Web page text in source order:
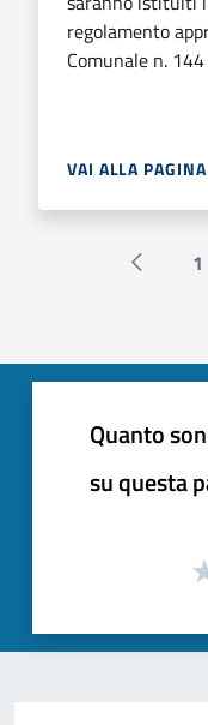
regolamento
Comunale n.
VAI ALLA PAGINA
Pagina 1
Quanto
su questa